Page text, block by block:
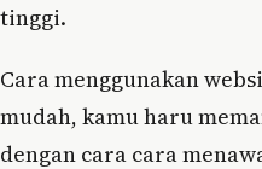
tinggi.
Cara menggunakan
mudah, kamu haru
dengan cara cara